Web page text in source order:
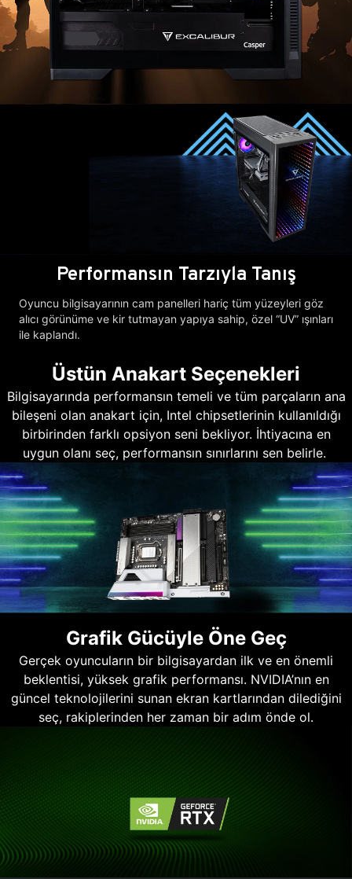
Performansın Tarzıyla Tanış
Oyuncu bilgisayarının cam panelleri hariç tüm yüzeyleri göz
alıcı görünüme ve kir tutmayan yapıya sahip, özel “UV” ışınları
ile kaplandı.
Üstün Anakart Seçenekleri
Bilgisayarında performansın temeli ve tüm parçaların ana
bileşeni olan anakart için, Intel chipsetlerinin kullanıldığı
birbirinden farklı opsiyon seni bekliyor. İhtiyacına en
uygun olanı seç, performansın sınırlarını sen belirle.
Grafik Gücüyle Öne Geç
Gerçek oyuncuların bir bilgisayardan ilk ve en önemli
beklentisi, yüksek grafik performansı. NVIDIA’nın en
güncel teknolojilerini sunan ekran kartlarından dilediğini
seç, rakiplerinden her zaman bir adım önde ol.